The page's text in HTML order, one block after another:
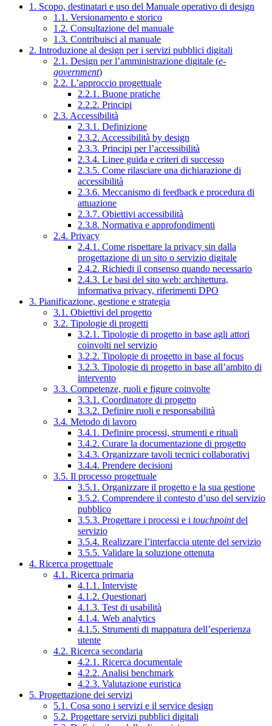
1. Scopo, destinatari e uso del Manuale operativo di design
1.1. Versionamento e storico
1.2. Consultazione del manuale
1.3. Contribuisci al manuale
2. Introduzione al design per i servizi pubblici digitali
2.1. Design per l’amministrazione digitale (e-
government)
2.2. L’approccio progettuale
2.2.1. Buone pratiche
2.2.2. Principi
2.3. Accessibilità
2.3.1. Definizione
2.3.2. Accessibilità by design
2.3.3. Principi per l’accessibilità
2.3.4. Linee guida e criteri di successo
2.3.5. Come rilasciare una dichiarazione di
accessibilità
2.3.6. Meccanismo di feedback e procedura di
attuazione
2.3.7. Obiettivi accessibilità
2.3.8. Normativa e approfondimenti
2.4. Privacy
2.4.1. Come rispettare la privacy sin dalla
progettazione di un sito o servizio digitale
2.4.2. Richiedi il consenso quando necessario
2.4.3. Le basi del sito web: architettura,
informativa privacy, riferimenti DPO
3. Pianificazione, gestione e strategia
3.1. Obiettivi del progetto
3.2. Tipologie di progetti
3.2.1. Tipologie di progetto in base agli attori
coinvolti nel servizio
3.2.2. Tipologie di progetto in base al focus
3.2.3. Tipologie di progetto in base all’ambito di
intervento
3.3. Competenze, ruoli e figure coinvolte
3.3.1. Coordinatore di progetto
3.3.2. Definire ruoli e responsabilità
3.4. Metodo di lavoro
3.4.1. Definire processi, strumenti e rituali
3.4.2. Curare la documentazione di progetto
3.4.3. Organizzare tavoli tecnici collaborativi
3.4.4. Prendere decisioni
3.5. Il processo progettuale
3.5.1. Organizzare il progetto e la sua gestione
3.5.2. Comprendere il contesto d’uso del servizio
pubblico
3.5.3. Progettare i processi e i touchpointdel
servizio
3.5.4. Realizzare l’interfaccia utente del servizio
3.5.5. Validare la soluzione ottenuta
4. Ricerca progettuale
4.1. Ricerca primaria
4.1.1. Interviste
4.1.2. Questionari
4.1.3. Test di usabilità
4.1.4. Web analytics
4.1.5. Strumenti di mappatura dell’esperienza
utente
4.2. Ricerca secondaria
4.2.1. Ricerca documentale
4.2.2. Analisi benchmark
4.2.3. Valutazione euristica
5. Progettazione dei servizi
5.1. Cosa sono i servizi e il service design
5.2. Progettare servizi pubblici digitali